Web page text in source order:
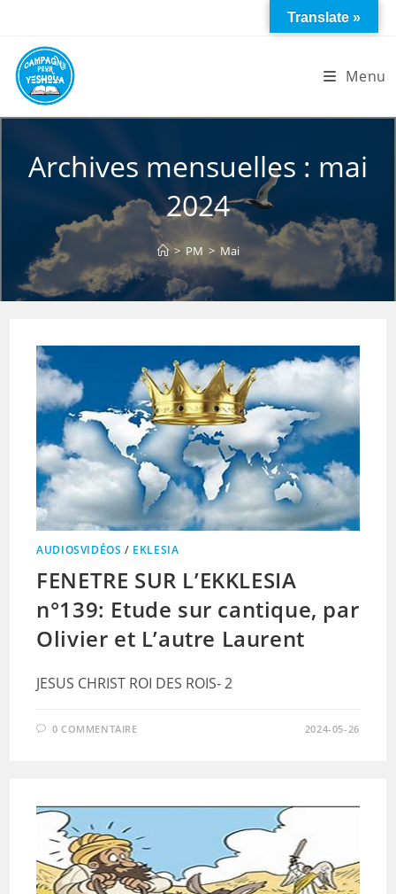
content
Menu
Archives mensuelles : mai
2024
> PM > Mai
AUDIOSVIDÉOS / EKLESIA
FENETRE SUR L’EKKLESIA
n°139: Etude sur cantique, par
Olivier et L’autre Laurent
JESUS CHRIST ROI DES ROIS- 2
0 COMMENTAIRE 2024-05-26
Translate »